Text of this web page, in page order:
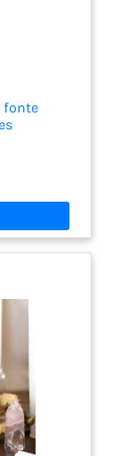
-
:
Celles
: bord
-
nous
votre
sûrs,
et
fonte